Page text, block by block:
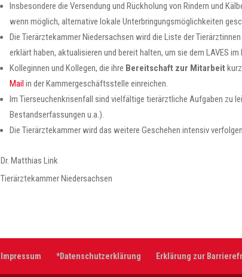
Insbesondere die Versendung und Rückholung von Rindern und
wenn möglich, alternative lokale Unterbringungsmöglichkeiten
Die Tierärztekammer Niedersachsen wird die Liste der
erklärt haben, aktualisieren und bereit halten, um sie dem LAVES
Kolleginnen und Kollegen, die ihre Bereitschaft zur Mitarbeit
Mail in der Kammergeschäftsstelle einreichen.
Im Tierseuchenkrisenfall sind vielfältige tierärztliche Aufgaben zu
Bestandserfassungen u.a.).
Die Tierärztekammer wird das weitere Geschehen intensiv
Dr. Matthias Link
Tierärztekammer Niedersachsen
Impressum *Datenschutzerklärung Erklärung zur